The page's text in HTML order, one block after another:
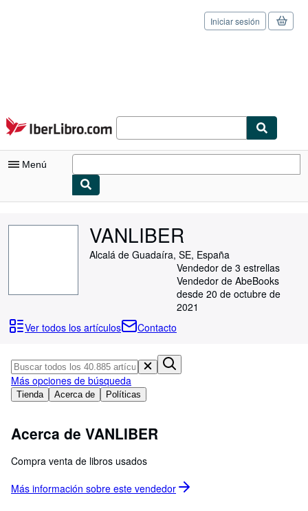
Pasar al contenido principal
IberLibro.com
Iniciar sesión
Menú
Consultar mis pedidos
Libros antiguos
Arte y coleccionismo
Vendedores
Comenzar a vender
Ayuda
CERRAR
VANLIBER
Alcalá de Guadaíra, SE, España
Vendedor de 3 estrellas
Vendedor de AbeBooks
desde 20 de octubre de
2021
Ver todos los artículos
Contacto
Tienda Acerca de Políticas
Más opciones de búsqueda
Acerca de VANLIBER
Compra venta de libros usados
Más información sobre este vendedor